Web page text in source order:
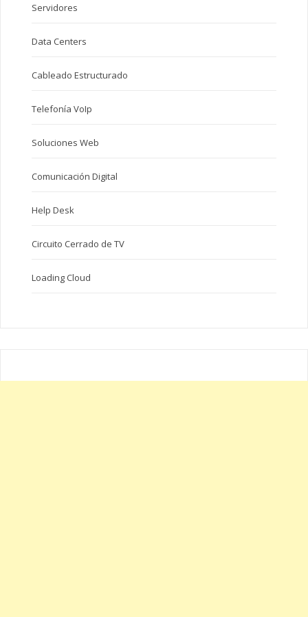
Servidores
Data Centers
Cableado Estructurado
Telefonía VoIp
Soluciones Web
Comunicación Digital
Help Desk
Circuito Cerrado de TV
Loading Cloud